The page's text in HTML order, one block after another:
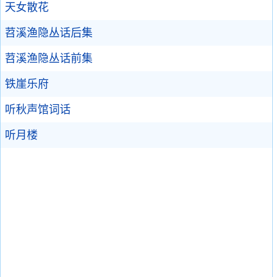
天女散花
苕溪渔隐丛话后集
苕溪渔隐丛话前集
铁崖乐府
听秋声馆词话
听月楼